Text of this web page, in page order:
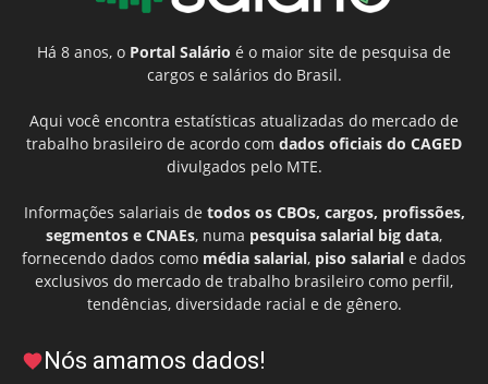
Há 8 anos, o Portal Salário é o maior site de pesquisa de
cargos e salários do Brasil.
Aqui você encontra estatísticas atualizadas do mercado de
trabalho brasileiro de acordo com dados oficiais do CAGED
divulgados pelo MTE.
Informações salariais de todos os CBOs, cargos, profissões,
segmentos e CNAEs, numa pesquisa salarial big data,
fornecendo dados como média salarial, piso salarial e dados
exclusivos do mercado de trabalho brasileiro como perfil,
tendências, diversidade racial e de gênero.
Nós amamos dados!